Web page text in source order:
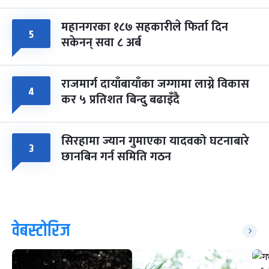
५ महानगरका १८७ सहकारीले फिर्ता दिन
सकेनन् सवा ८ अर्ब
४ राजमार्ग दायाँबायाँका जग्गामा लाग्ने विकास
कर ५ प्रतिशत बिन्दु बढाइँदै
३ सिरहामा ज्यान गुमाएका यादवको घटनाबारे
छानबिन गर्न समिति गठन
वेबस्टोरिज